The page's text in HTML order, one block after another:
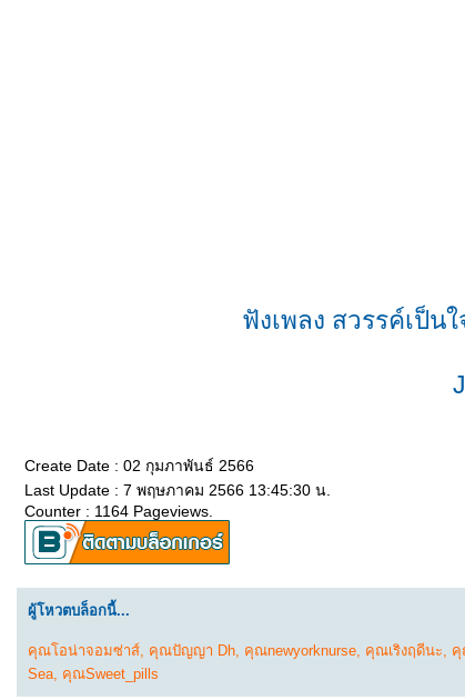
ฟังเพลง สวรรค์เป็น
Create Date : 02 กุมภาพันธ์ 2566
Last Update : 7 พฤษภาคม 2566 13:45:30 น.
Counter : 1164 Pageviews.
ผู้โหวตบล็อกนี้...
คุณโอน่าจอมซ่าส์, คุณปัญญา Dh, คุณnewyorknurse, คุณเริงฤดีนะ, คุ
Sea, คุณSweet_pills